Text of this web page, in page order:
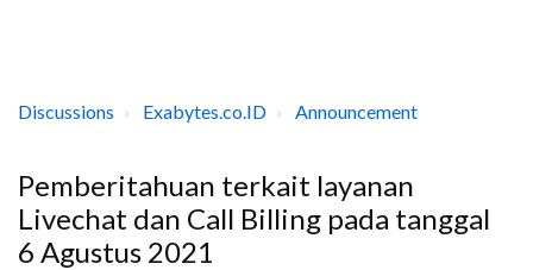
Discussions Exabytes.co.ID Announcement
Pemberitahuan terkait layanan
Livechat dan Call Billing pada tanggal
6 Agustus 2021